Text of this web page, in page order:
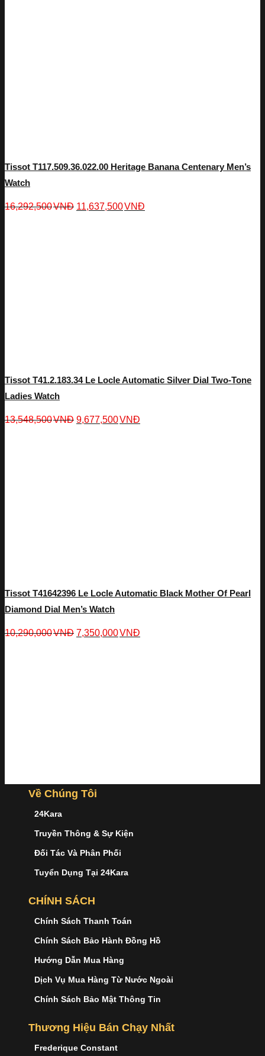
Tissot T117.509.36.022.00 Heritage Banana Centenary Men’s
Watch
16,292,500VNĐ 11,637,500VNĐ
Tissot T41.2.183.34 Le Locle Automatic Silver Dial Two-Tone
Ladies Watch
13,548,500VNĐ 9,677,500VNĐ
Tissot T41642396 Le Locle Automatic Black Mother Of Pearl
Diamond Dial Men’s Watch
10,290,000VNĐ 7,350,000VNĐ
Về Chúng Tôi
24Kara
Truyền Thông & Sự Kiện
Đối Tác Và Phân Phối
Tuyển Dụng Tại 24Kara
CHÍNH SÁCH
Chính Sách Thanh Toán
Chính Sách Bảo Hành Đồng Hồ
Hướng Dẫn Mua Hàng
Dịch Vụ Mua Hàng Từ Nước Ngoài
Chính Sách Bảo Mật Thông Tin
Thương Hiệu Bán Chạy Nhất
Frederique Constant